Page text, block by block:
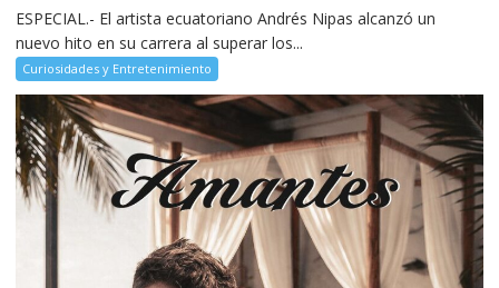
ESPECIAL.- El artista ecuatoriano Andrés Nipas alcanzó un
nuevo hito en su carrera al superar los...
Curiosidades y Entretenimiento